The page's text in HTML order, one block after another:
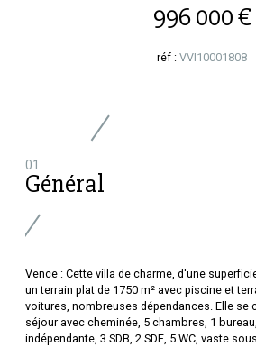
996 000 €
réf : VVI10001808
01
Général
Vence : Cette villa de charme, d'une
un terrain plat de 1750 m² avec piscine et
voitures, nombreuses dépendances. Elle se
séjour avec cheminée, 5 chambres, 1
indépendante, 3 SDB, 2 SDE, 5 WC, vaste